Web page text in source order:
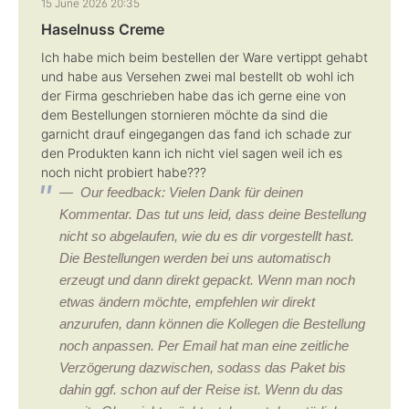
15 June 2026 20:35
Haselnuss Creme
Ich habe mich beim bestellen der Ware vertippt gehabt
und habe aus Versehen zwei mal bestellt ob wohl ich
der Firma geschrieben habe das ich gerne eine von
dem Bestellungen stornieren möchte da sind die
garnicht drauf eingegangen das fand ich schade zur
den Produkten kann ich nicht viel sagen weil ich es
noch nicht probiert habe???
Our feedback: Vielen Dank für deinen
Kommentar. Das tut uns leid, dass deine Bestellung
nicht so abgelaufen, wie du es dir vorgestellt hast.
Die Bestellungen werden bei uns automatisch
erzeugt und dann direkt gepackt. Wenn man noch
etwas ändern möchte, empfehlen wir direkt
anzurufen, dann können die Kollegen die Bestellung
noch anpassen. Per Email hat man eine zeitliche
Verzögerung dazwischen, sodass das Paket bis
dahin ggf. schon auf der Reise ist. Wenn du das